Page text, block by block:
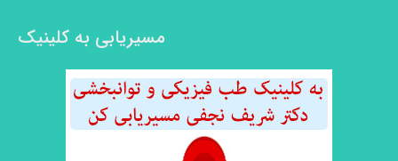
مسیریابی به کلینیک